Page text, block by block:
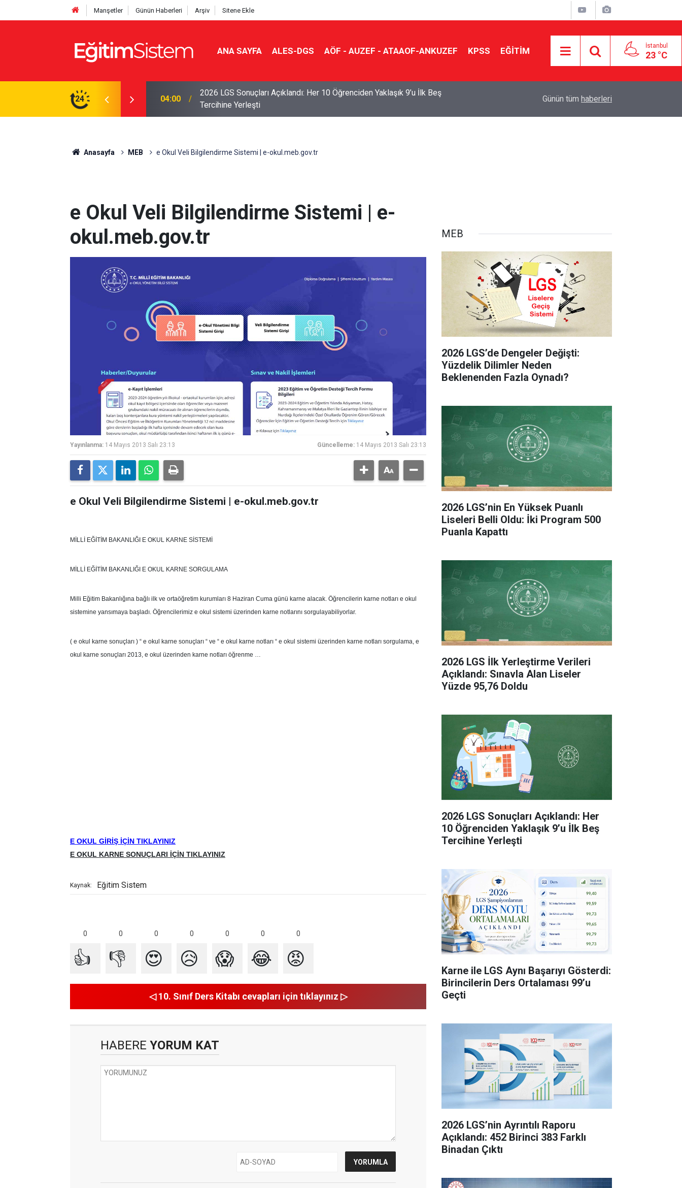
Manşetler Günün Haberleri Arşiv Sitene Ekle
ANA SAYFA ALES-DGS AÖF - AUZEF - ATAAOF-ANKUZEF KPSS EĞİTİM İstanbul
23 °C
24
Sınavla Alan Liseler Yüzde 95,76
04:00
2026 LGS Sonuçları Açıklandı: Her 10 Öğrenciden Yaklaşık 9’u İlk Beş
Tercihine Yerleşti
Yönlendiriyor?
Günün tüm haberleri
Anasayfa MEB e Okul Veli Bilgilendirme Sistemi | e-okul.meb.gov.tr
e Okul Veli Bilgilendirme Sistemi | e-
okul.meb.gov.tr
Yayınlanma: 14 Mayıs 2013 Salı 23:13 Güncelleme: 14 Mayıs 2013 Salı 23:13
e Okul Veli Bilgilendirme Sistemi | e-okul.meb.gov.tr
MİLLİ EĞİTİM BAKANLIĞI E OKUL KARNE SİSTEMİ
MİLLİ EĞİTİM BAKANLIĞI E OKUL KARNE SORGULAMA
Milli Eğitim Bakanlığına bağlı ilk ve ortaöğretim kurumları 8 Haziran Cuma günü karne alacak. Öğrencilerin karne notları e okul
sistemine yansımaya başladı. Öğrencilerimiz e okul sistemi üzerinden karne notlarını sorgulayabiliyorlar.
( e okul karne sonuçları ) “ e okul karne sonuçları “ ve “ e okul karne notları “ e okul sistemi üzerinden karne notları sorgulama, e
okul karne sonuçları 2013, e okul üzerinden karne notları öğrenme …
E OKUL GİRİŞ İÇİN TIKLAYINIZ
E OKUL KARNE SONUÇLARI İÇİN TIKLAYINIZ
Kaynak: Eğitim Sistem
0 0 0 0 0 0 0
👍 👎 😍 😥 😱 😂 😡
◁ 10. Sınıf Ders Kitabı cevapları için tıklayınız ▷
HABERE YORUM KAT
MEB
2026 LGS’de Dengeler Değişti:
Yüzdelik Dilimler Neden
Beklenenden Fazla Oynadı?
2026 LGS’nin En Yüksek Puanlı
Liseleri Belli Oldu: İki Program 500
Puanla Kapattı
2026 LGS İlk Yerleştirme Verileri
Açıklandı: Sınavla Alan Liseler
Yüzde 95,76 Doldu
2026 LGS Sonuçları Açıklandı: Her
10 Öğrenciden Yaklaşık 9’u İlk Beş
Tercihine Yerleşti
Karne ile LGS Aynı Başarıyı Gösterdi:
Birincilerin Ders Ortalaması 99’u
Geçti
2026 LGS’nin Ayrıntılı Raporu
Açıklandı: 452 Birinci 383 Farklı
Binadan Çıktı